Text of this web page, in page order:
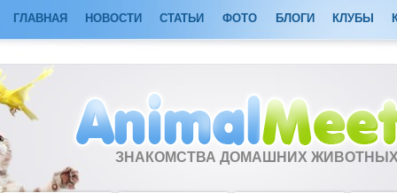
ГЛАВНАЯ НОВОСТИ СТАТЬИ ФОТО БЛОГИ КЛУБЫ
ЗНАКОМСТВА ДОМАШНИХ